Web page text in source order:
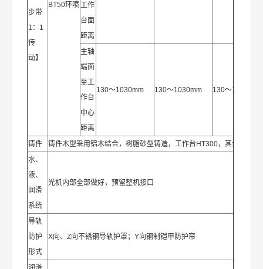
步带
1：1
传
动】
BT50环喷工作
台面
距离
主轴
端面
至工
作台
中心
距离
130～1030mm 130～1030mm 130～1030mm
铸件
铸件木型采用铝木结合，树脂砂型铸造，工作台HT300，其余HT250
水、
液、
润滑
系统
光机内部全部做好，预留整机接口
导轨
防护
形式
X向、Z向不锈钢导轨护罩；Y向钢制铠甲防护帘